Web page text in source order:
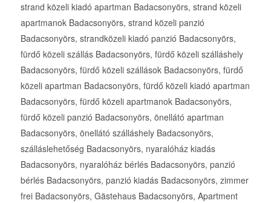
strand közeli kiadó apartman Badacsonyörs, strand közeli
apartmanok Badacsonyörs, strand közeli panzió
Badacsonyörs, strandközeli kiadó panzió Badacsonyörs,
fürdő közeli szállás Badacsonyörs, fürdő közeli szálláshely
Badacsonyörs, fürdő közeli szállások Badacsonyörs, fürdő
közeli apartman Badacsonyörs, fürdő közeli kiadó apartman
Badacsonyörs, fürdő közeli apartmanok Badacsonyörs,
fürdő közeli panzió Badacsonyörs, önellátó apartman
Badacsonyörs, önellátó szálláshely Badacsonyörs,
szálláslehetőség Badacsonyörs, nyaralóház kiadás
Badacsonyörs, nyaralóház bérlés Badacsonyörs, panzió
bérlés Badacsonyörs, panzió kiadás Badacsonyörs, zimmer
frei Badacsonyörs, Gästehaus Badacsonyörs, Apartment